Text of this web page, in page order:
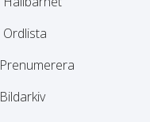
Ordlista
Prenumerera
Bildarkiv